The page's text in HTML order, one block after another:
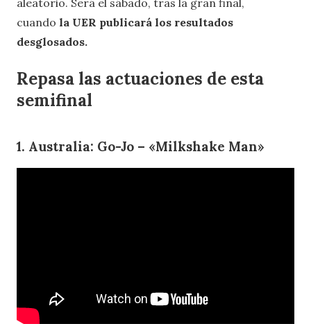
aleatorio. Será el sábado, tras la gran final,
cuando la UER publicará los resultados
desglosados.
Repasa las actuaciones de esta
semifinal
1. Australia: Go-Jo – «Milkshake Man»